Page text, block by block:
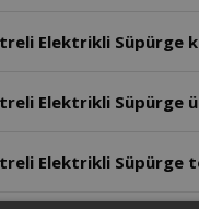
Elektrikli Süpürge
Elektrikli Süpürge
Elektrikli Süpürge